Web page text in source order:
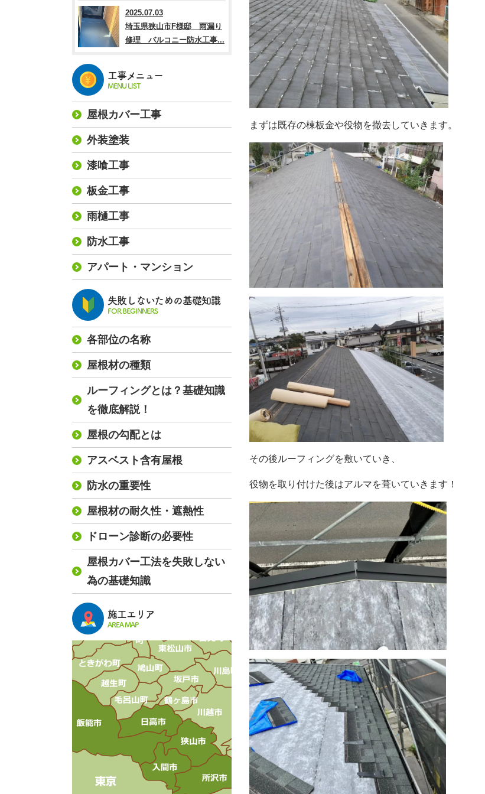
まずは既存の棟板金や役物を撤去していきます。
その後ルーフィングを敷いていき、
役物を取り付けた後はアルマを葺いていきます！
2025.07.03
埼玉県狭山市F様邸 雨漏り
修理 バルコニー防水工事...
工事メニュー
MENU LIST
屋根カバー工事
外装塗装
漆喰工事
板金工事
雨樋工事
防水工事
アパート・マンション
失敗しないための基礎知識
FOR BEGINNERS
各部位の名称
屋根材の種類
ルーフィングとは？基礎知識
を徹底解説！
屋根の勾配とは
アスベスト含有屋根
防水の重要性
屋根材の耐久性・遮熱性
ドローン診断の必要性
屋根カバー工法を失敗しない
為の基礎知識
施工エリア
AREA MAP